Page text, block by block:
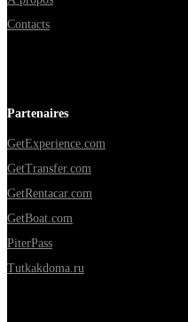
Contacts
Partenaires
GetExperience.com
GetTransfer.com
GetRentacar.com
GetBoat.com
PiterPass
Tutkakdoma.ru